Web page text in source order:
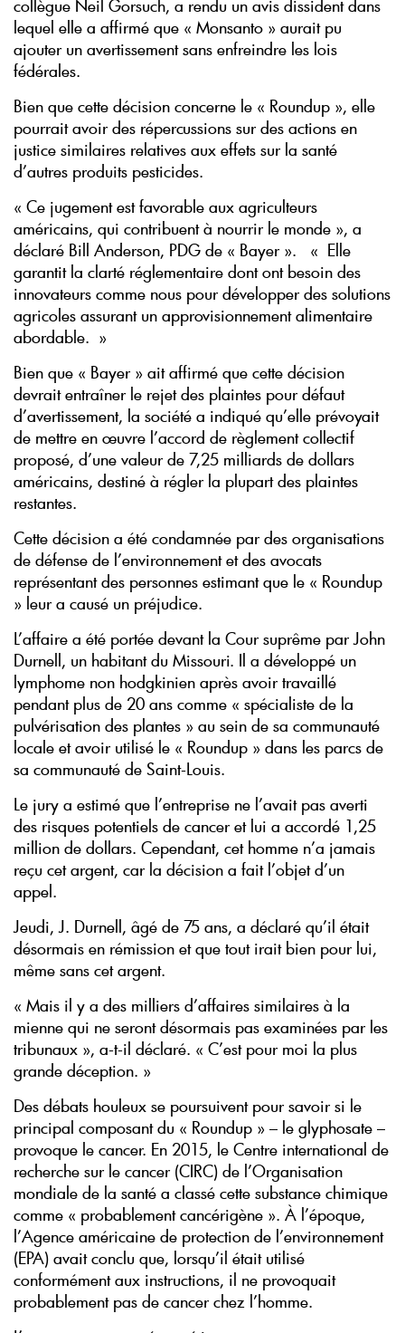
collègue Neil Gorsuch, a rendu un avis dissident dans
lequel elle a affirmé que « Monsanto » aurait pu
ajouter un avertissement sans enfreindre les lois
fédérales.
Bien que cette décision concerne le « Roundup », elle
pourrait avoir des répercussions sur des actions en
justice similaires relatives aux effets sur la santé
d’autres produits pesticides.
« Ce jugement est favorable aux agriculteurs
américains, qui contribuent à nourrir le monde », a
déclaré Bill Anderson, PDG de « Bayer ». « Elle
garantit la clarté réglementaire dont ont besoin des
innovateurs comme nous pour développer des solutions
agricoles assurant un approvisionnement alimentaire
abordable. »
Bien que « Bayer » ait affirmé que cette décision
devrait entraîner le rejet des plaintes pour défaut
d’avertissement, la société a indiqué qu’elle prévoyait
de mettre en œuvre l’accord de règlement collectif
proposé, d’une valeur de 7,25 milliards de dollars
américains, destiné à régler la plupart des plaintes
restantes.
Cette décision a été condamnée par des organisations
de défense de l’environnement et des avocats
représentant des personnes estimant que le « Roundup
» leur a causé un préjudice.
L’affaire a été portée devant la Cour suprême par John
Durnell, un habitant du Missouri. Il a développé un
lymphome non hodgkinien après avoir travaillé
pendant plus de 20 ans comme « spécialiste de la
pulvérisation des plantes » au sein de sa communauté
locale et avoir utilisé le « Roundup » dans les parcs de
sa communauté de Saint-Louis.
Le jury a estimé que l’entreprise ne l’avait pas averti
des risques potentiels de cancer et lui a accordé 1,25
million de dollars. Cependant, cet homme n’a jamais
reçu cet argent, car la décision a fait l’objet d’un
appel.
Jeudi, J. Durnell, âgé de 75 ans, a déclaré qu’il était
désormais en rémission et que tout irait bien pour lui,
même sans cet argent.
« Mais il y a des milliers d’affaires similaires à la
mienne qui ne seront désormais pas examinées par les
tribunaux », a-t-il déclaré. « C’est pour moi la plus
grande déception. »
Des débats houleux se poursuivent pour savoir si le
principal composant du « Roundup » – le glyphosate –
provoque le cancer. En 2015, le Centre international de
recherche sur le cancer (CIRC) de l’Organisation
mondiale de la santé a classé cette substance chimique
comme « probablement cancérigène ». À l’époque,
l’Agence américaine de protection de l’environnement
(EPA) avait conclu que, lorsqu’il était utilisé
conformément aux instructions, il ne provoquait
probablement pas de cancer chez l’homme.